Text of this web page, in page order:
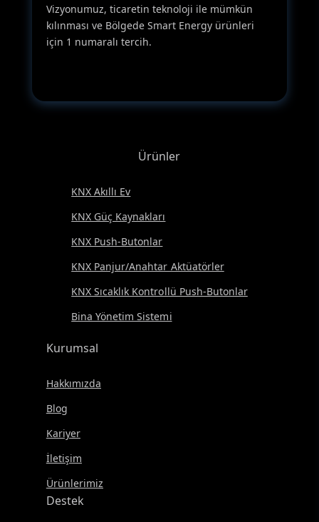
Vizyonumuz, ticaretin teknoloji ile mümkün
kılınması ve Bölgede Smart Energy ürünleri
için 1 numaralı tercih.
Ürünler
KNX Akıllı Ev
KNX Güç Kaynakları
KNX Push-Butonlar
KNX Panjur/Anahtar Aktüatörler
KNX Sıcaklık Kontrollü Push-Butonlar
Bina Yönetim Sistemi
Kurumsal
Hakkımızda
Blog
Kariyer
İletişim
Ürünlerimiz
Destek